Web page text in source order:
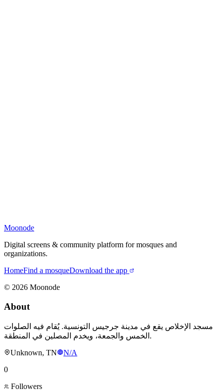
Moonode
Digital screens & community platform for mosques and
organizations.
HomeFind a mosqueDownload the app
© 2026 Moonode
About
مسجد الإخلاص يقع في مدينة جرجيس التونسية. يُقام فيه الصلوات
الخمس والجمعة، ويخدم المصلين في المنطقة.
Unknown, TN
N/A
0
Followers